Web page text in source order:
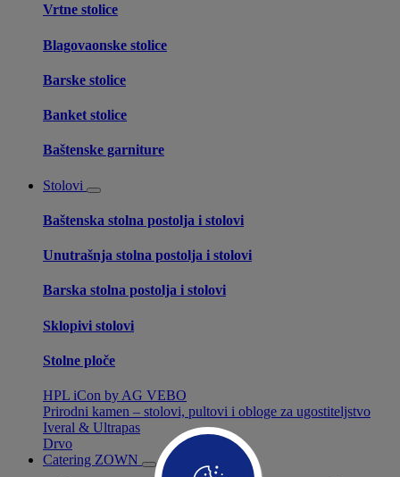
Vrtne stolice
Blagovaonske stolice
Barske stolice
Banket stolice
Baštenske garniture
Stolovi
Baštenska stolna postolja i stolovi
Unutrašnja stolna postolja i stolovi
Barska stolna postolja i stolovi
Sklopivi stolovi
Stolne ploče
HPL iCon by AG VEBO
Prirodni kamen – stolovi, pultovi i obloge za ugostiteljstvo
Iveral & Ultrapas
Drvo
Catering ZOWN